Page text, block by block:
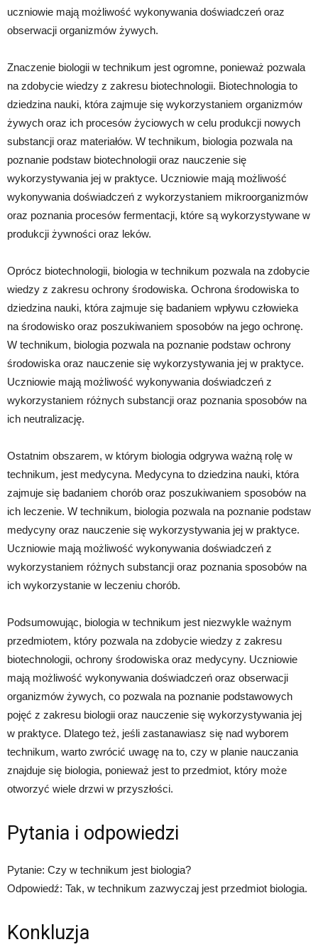
uczniowie mają możliwość wykonywania doświadczeń oraz
obserwacji organizmów żywych.
Znaczenie biologii w technikum jest ogromne, ponieważ pozwala
na zdobycie wiedzy z zakresu biotechnologii. Biotechnologia to
dziedzina nauki, która zajmuje się wykorzystaniem organizmów
żywych oraz ich procesów życiowych w celu produkcji nowych
substancji oraz materiałów. W technikum, biologia pozwala na
poznanie podstaw biotechnologii oraz nauczenie się
wykorzystywania jej w praktyce. Uczniowie mają możliwość
wykonywania doświadczeń z wykorzystaniem mikroorganizmów
oraz poznania procesów fermentacji, które są wykorzystywane w
produkcji żywności oraz leków.
Oprócz biotechnologii, biologia w technikum pozwala na zdobycie
wiedzy z zakresu ochrony środowiska. Ochrona środowiska to
dziedzina nauki, która zajmuje się badaniem wpływu człowieka
na środowisko oraz poszukiwaniem sposobów na jego ochronę.
W technikum, biologia pozwala na poznanie podstaw ochrony
środowiska oraz nauczenie się wykorzystywania jej w praktyce.
Uczniowie mają możliwość wykonywania doświadczeń z
wykorzystaniem różnych substancji oraz poznania sposobów na
ich neutralizację.
Ostatnim obszarem, w którym biologia odgrywa ważną rolę w
technikum, jest medycyna. Medycyna to dziedzina nauki, która
zajmuje się badaniem chorób oraz poszukiwaniem sposobów na
ich leczenie. W technikum, biologia pozwala na poznanie podstaw
medycyny oraz nauczenie się wykorzystywania jej w praktyce.
Uczniowie mają możliwość wykonywania doświadczeń z
wykorzystaniem różnych substancji oraz poznania sposobów na
ich wykorzystanie w leczeniu chorób.
Podsumowując, biologia w technikum jest niezwykle ważnym
przedmiotem, który pozwala na zdobycie wiedzy z zakresu
biotechnologii, ochrony środowiska oraz medycyny. Uczniowie
mają możliwość wykonywania doświadczeń oraz obserwacji
organizmów żywych, co pozwala na poznanie podstawowych
pojęć z zakresu biologii oraz nauczenie się wykorzystywania jej
w praktyce. Dlatego też, jeśli zastanawiasz się nad wyborem
technikum, warto zwrócić uwagę na to, czy w planie nauczania
znajduje się biologia, ponieważ jest to przedmiot, który może
otworzyć wiele drzwi w przyszłości.
Pytania i odpowiedzi
Pytanie: Czy w technikum jest biologia?
Odpowiedź: Tak, w technikum zazwyczaj jest przedmiot biologia.
Konkluzja